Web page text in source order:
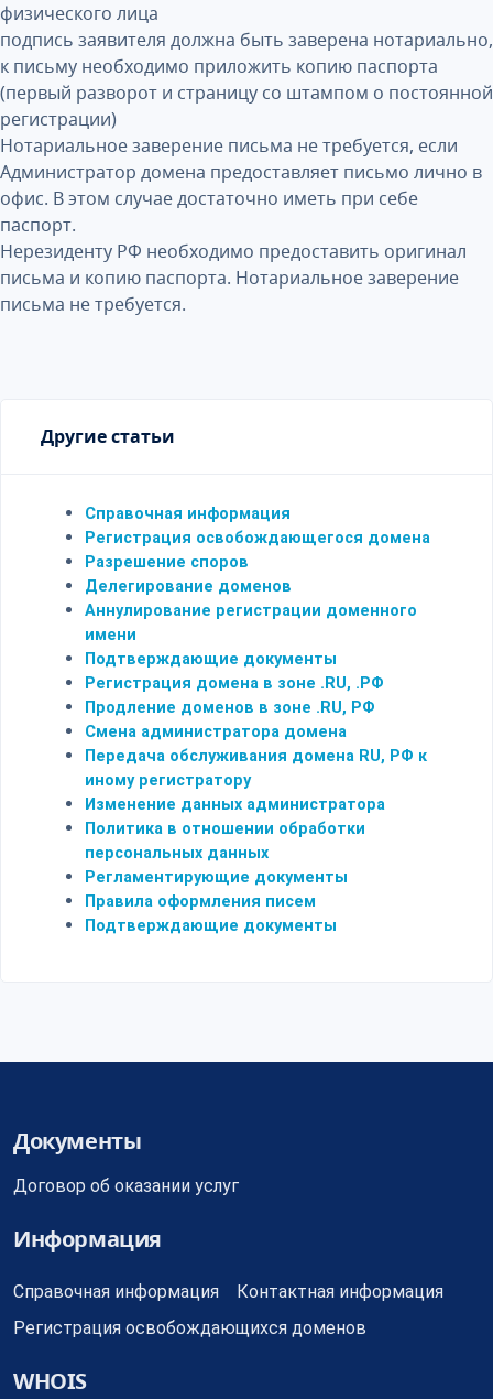
физического лица
подпись заявителя должна быть заверена нотариально,
к письму необходимо приложить копию паспорта
(первый разворот и страницу со штампом о постоянной
регистрации)
Нотариальное заверение письма не требуется, если
Администратор домена предоставляет письмо лично в
офис. В этом случае достаточно иметь при себе
паспорт.
Нерезиденту РФ необходимо предоставить оригинал
письма и копию паспорта. Нотариальное заверение
письма не требуется.
Другие статьи
Справочная информация
Регистрация освобождающегося домена
Разрешение споров
Делегирование доменов
Аннулирование регистрации доменного
имени
Подтверждающие документы
Регистрация домена в зоне .RU, .РФ
Продление доменов в зоне .RU, РФ
Смена администратора домена
Передача обслуживания домена RU, РФ к
иному регистратору
Изменение данных администратора
Политика в отношении обработки
персональных данных
Регламентирующие документы
Правила оформления писем
Подтверждающие документы
Документы
Договор об оказании услуг
Информация
Справочная информация
Контактная информация
Регистрация освобождающихся доменов
WHOIS